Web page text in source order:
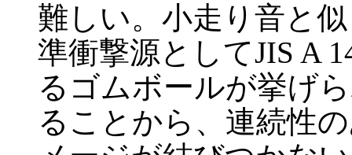
難しい。小走り音と
準衝撃源としてJIS A
るゴムボールが挙げ
ることから、連続性